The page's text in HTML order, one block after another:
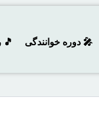
🎤 دوره خوانندگی 🎵